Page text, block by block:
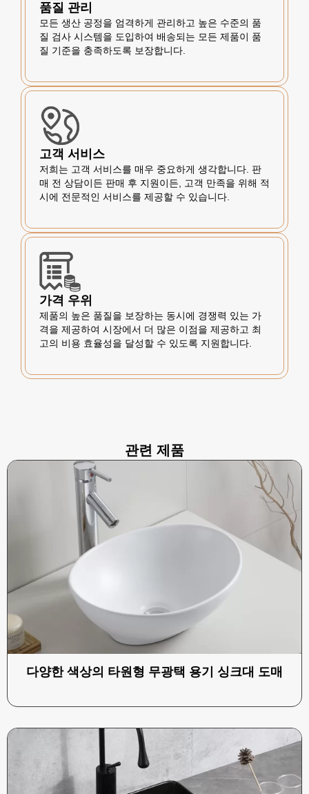
품질 관리
모든 생산 공정을 엄격하게 관리하고 높은 수준의 품
질 검사 시스템을 도입하여 배송되는 모든 제품이 품
질 기준을 충족하도록 보장합니다.
고객 서비스
저희는 고객 서비스를 매우 중요하게 생각합니다. 판
매 전 상담이든 판매 후 지원이든, 고객 만족을 위해 적
시에 전문적인 서비스를 제공할 수 있습니다.
가격 우위
제품의 높은 품질을 보장하는 동시에 경쟁력 있는 가
격을 제공하여 시장에서 더 많은 이점을 제공하고 최
고의 비용 효율성을 달성할 수 있도록 지원합니다.
관련 제품
다양한 색상의 타원형 무광택 용기 싱크대 도매